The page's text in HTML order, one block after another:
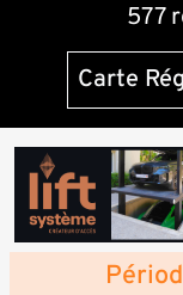
577
Carte